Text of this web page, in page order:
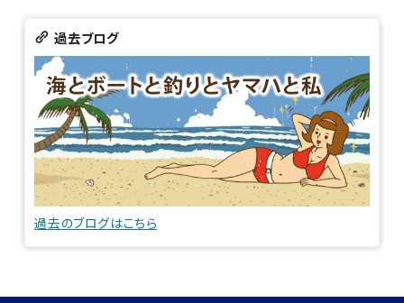
過去ブログ
過去のブログはこちら